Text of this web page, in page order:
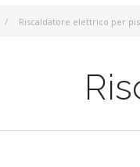
Riscaldatore elettrico per